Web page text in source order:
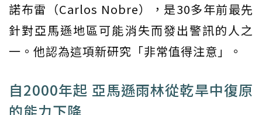
諾布雷（Carlos Nobre），是30多年前最先
針對亞馬遜地區可能消失而發出警訊的人之
一。他認為這項新研究「非常值得注意」。
自2000年起 亞馬遜雨林從乾旱中復原
的能力下降